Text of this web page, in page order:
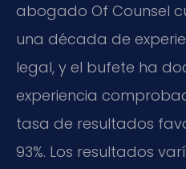
abogado Of Counsel
una década de
legal, y el bufete ha
experiencia
tasa de resultados
93%. Los resultados